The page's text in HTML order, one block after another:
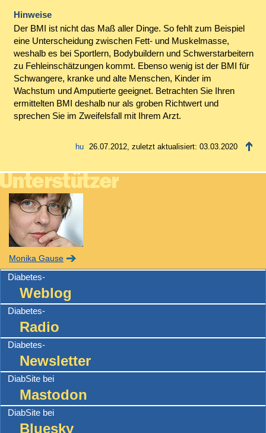
Hinweise
Der BMI ist nicht das Maß aller Dinge. So fehlt zum Beispiel
eine Unterscheidung zwischen Fett- und Muskelmasse,
weshalb es bei Sportlern, Bodybuildern und Schwerstarbeitern
zu Fehleinschätzungen kommt. Ebenso wenig ist der BMI für
Schwangere, kranke und alte Menschen, Kinder im
Wachstum und Amputierte geeignet. Betrachten Sie Ihren
ermittelten BMI deshalb nur als groben Richtwert und
sprechen Sie im Zweifelsfall mit Ihrem Arzt.
26.07.2012, zuletzt aktualisiert: 03.03.2020
Monika Gause
Diabetes-
Weblog
Diabetes-
Radio
Diabetes-
Newsletter
DiabSite bei
Mastodon
DiabSite bei
Bluesky